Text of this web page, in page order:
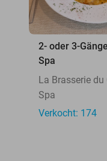
2- oder 3-
Spa
La Brasserie du
Spa
Verkocht: 174